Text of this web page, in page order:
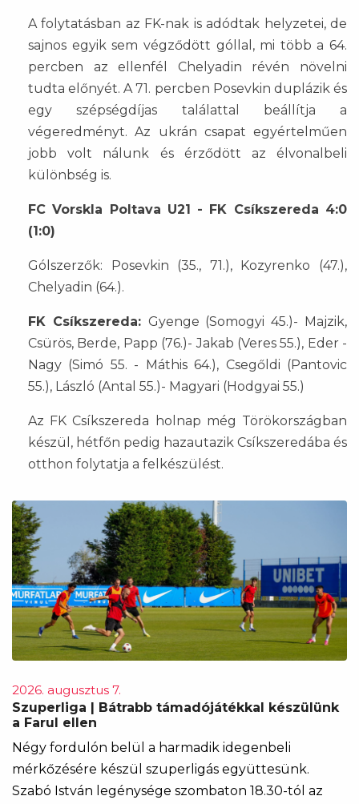
A folytatásban az FK-nak is adódtak helyzetei, de
sajnos egyik sem végződött góllal, mi több a 64.
percben az ellenfél Chelyadin révén növelni
tudta előnyét. A 71. percben Posevkin duplázik és
egy szépségdíjas találattal beállítja a
végeredményt. Az ukrán csapat egyértelműen
jobb volt nálunk és érződött az élvonalbeli
különbség is.
FC Vorskla Poltava U21 - FK Csíkszereda 4:0
(1:0)
Gólszerzők: Posevkin (35., 71.), Kozyrenko (47.),
Chelyadin (64.).
FK Csíkszereda: Gyenge (Somogyi 45.)- Majzik,
Csürös, Berde, Papp (76.)- Jakab (Veres 55.), Eder -
Nagy (Simó 55. - Máthis 64.), Csegőldi (Pantovic
55.), László (Antal 55.)- Magyari (Hodgyai 55.)
Az FK Csíkszereda holnap még Törökországban
készül, hétfőn pedig hazautazik Csíkszeredába és
otthon folytatja a felkészülést.
2026. augusztus 7.
Szuperliga | Bátrabb támadójátékkal készülünk
a Farul ellen
Négy fordulón belül a harmadik idegenbeli
mérkőzésére készül szuperligás együttesünk.
Szabó István legénysége szombaton 18.30-tól az